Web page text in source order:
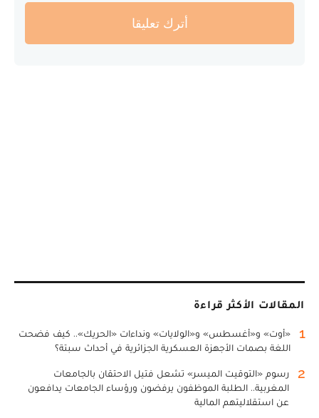
أترك تعليقا
المقالات الأكثر قراءة
1
«أوت» و«أغسطس» و«الولايات» ونداءات «الحريك».. كيف فضحت
اللغة بصمات الأجهزة العسكرية الجزائرية في أحداث سبتة؟
2
رسوم «التوقيت الميسر» تشعل فتيل الاحتقان بالجامعات
المغربية.. الطلبة الموظفون يرفضون ورؤساء الجامعات يدافعون
عن استقلاليتهم المالية